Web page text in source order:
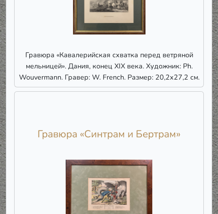
Гравюра «Кавалерийская схватка перед ветряной
мельницей». Дания, конец XIX века. Художник: Ph.
Wouvermann. Гравер: W. French. Размер: 20,2х27,2 см.
Гравюра «Синтрам и Бертрам»